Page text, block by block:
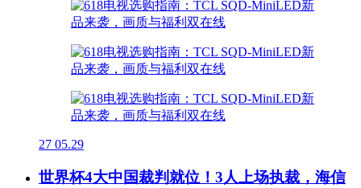
27 05.29
世界杯4大中国裁判就位！3人上场执裁，海信